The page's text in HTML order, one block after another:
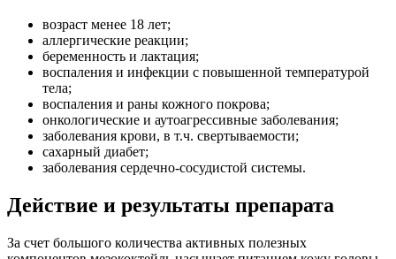
возраст менее 18 лет;
аллергические реакции;
беременность и лактация;
воспаления и инфекции с повышенной температурой
тела;
воспаления и раны кожного покрова;
онкологические и аутоагрессивные заболевания;
заболевания крови, в т.ч. свертываемости;
сахарный диабет;
заболевания сердечно-сосудистой системы.
Действие и результаты препарата
За счет большого количества активных полезных